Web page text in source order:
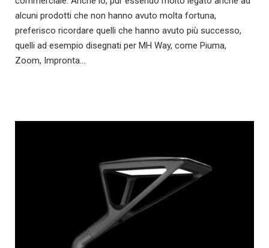
alcuni prodotti che non hanno avuto molta fortuna,
preferisco ricordare quelli che hanno avuto più successo,
quelli ad esempio disegnati per MH Way, come Piuma,
Zoom, Impronta…